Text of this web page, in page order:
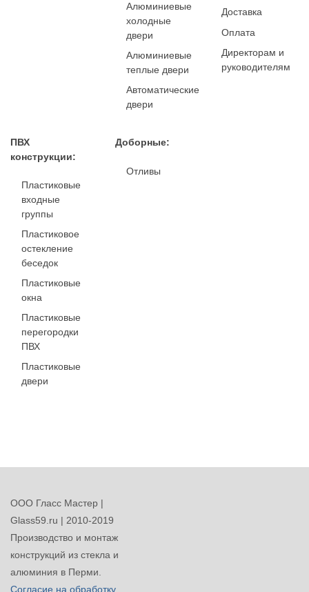
Алюминиевые
холодные
двери
Алюминиевые
теплые двери
Автоматические
двери
ПВХ
конструкции:
Пластиковые
входные
группы
Пластиковое
остекление
беседок
Пластиковые
окна
Пластиковые
перегородки
ПВХ
Пластиковые
двери
Доборные:
Отливы
Доставка
Оплата
Директорам и
руководителям
ООО Гласс Мастер |
Glass59.ru | 2010-2019
Производство и монтаж
конструкций из стекла и
алюминия в Перми.
Согласие на обработку